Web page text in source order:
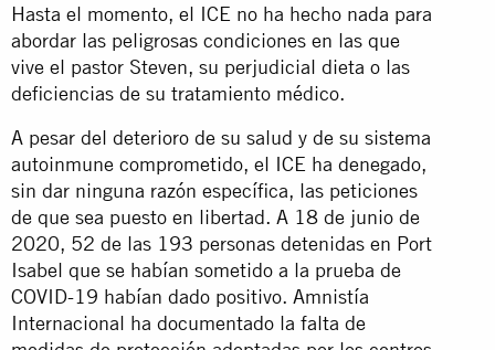
Hasta el momento, el ICE no ha hecho nada para
abordar las peligrosas condiciones en las que
vive el pastor Steven, su perjudicial dieta o las
deficiencias de su tratamiento médico.
A pesar del deterioro de su salud y de su sistema
autoinmune comprometido, el ICE ha denegado,
sin dar ninguna razón específica, las peticiones
de que sea puesto en libertad. A 18 de junio de
2020, 52 de las 193 personas detenidas en Port
Isabel que se habían sometido a la prueba de
COVID-19 habían dado positivo. Amnistía
Internacional ha documentado la falta de